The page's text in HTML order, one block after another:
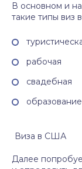
В основном и
такие типы виз
рабочая
свадебная
образование
Виза в США
Далее